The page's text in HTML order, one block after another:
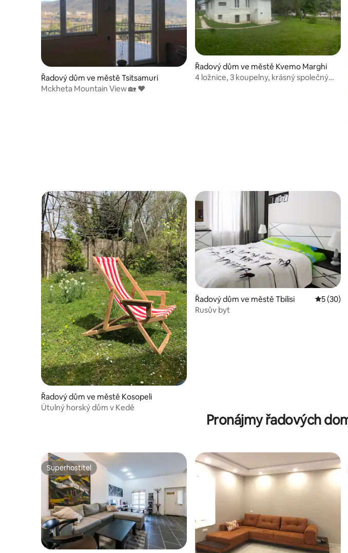
Řadový dům ve městě Tsitsamuri
Mckheta Mountain View 🏡 ❤️
Řadový dům ve městě Kvemo Marghi
4 ložnice, 3 koupelny, krásný společný
Řadový dům ve městě Kosopeli
Útulný horský dům v Kedě
Řadový dům ve městě Tbilisi
5 (30)
Rusův byt
Pronájmy řadových
Superhostitel
Superhostitel